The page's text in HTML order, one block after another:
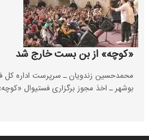
«کوچه» از بن بست خارج شد
محمدحسین زندویان ـ سرپرست اداره کل
بوشهر ـ اخذ مجوز برگزاری فستیوال